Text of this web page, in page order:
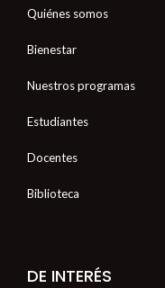
Quiénes somos
Bienestar
Nuestros programas
Estudiantes
Docentes
Biblioteca
DE INTERÉS